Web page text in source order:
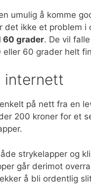
umulig å komme
det ikke et problem i
60 grader. De vil
eller 60 grader helt
internett
på nett fra en
200 kroner for et
strykelapper og
går derimot
å bli ordentlig